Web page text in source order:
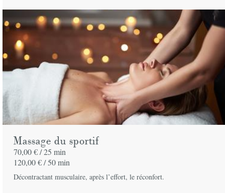
Massage du sportif
70,00 € /25 min
120,00 € /50 min
Décontractant musculaire, après l’effort, le réconfort.